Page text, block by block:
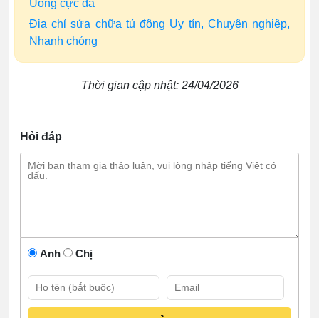
Uống cực đã
Địa chỉ sửa chữa tủ đông Uy tín, Chuyên nghiệp,
Nhanh chóng
Thời gian cập nhật: 24/04/2026
Hỏi đáp
Anh Chị